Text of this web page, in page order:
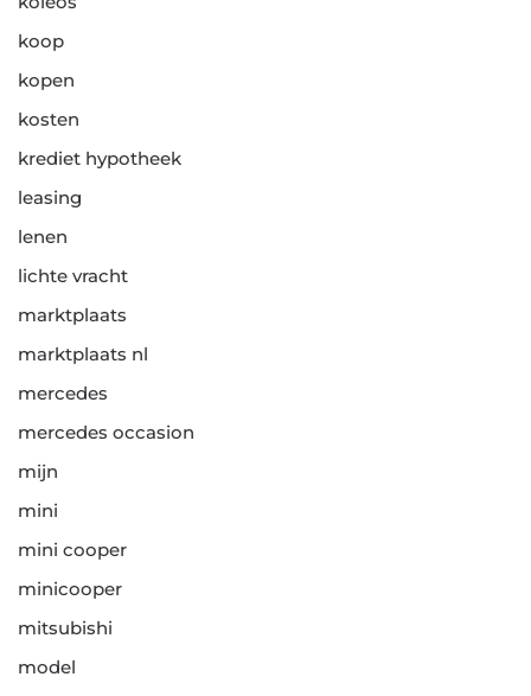
koop
kopen
kosten
krediet hypotheek
leasing
lenen
lichte vracht
marktplaats
marktplaats nl
mercedes
mercedes occasion
mijn
mini
mini cooper
minicooper
mitsubishi
model